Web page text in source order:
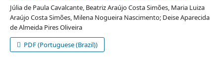
Júlia de Paula Cavalcante, Beatriz Araújo Costa Simões, Maria Luiza
Araújo Costa Simões, Milena Nogueira Nascimento; Deise Aparecida
de Almeida Pires Oliveira
PDF (Portuguese (Brazil))